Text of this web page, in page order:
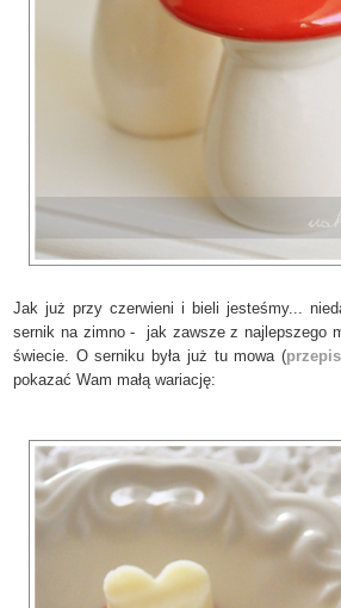
Jak już przy czerwieni i bieli jesteśmy...
sernik na zimno - jak zawsze z najlepszego
świecie. O serniku była już tu mowa (
pokazać Wam małą wariację: